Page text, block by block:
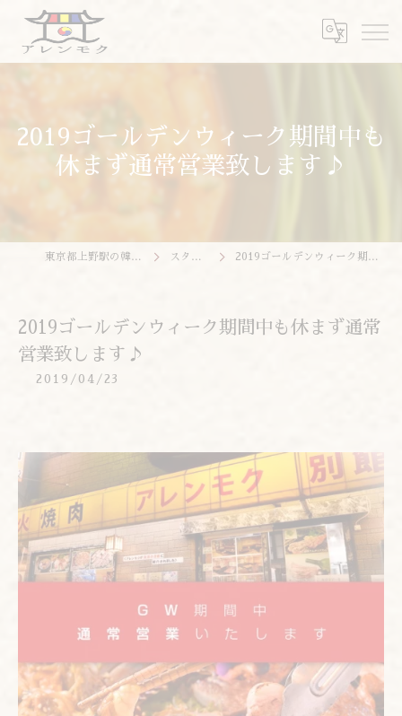
2019ゴールデンウィーク期間中も
休まず通常営業致します♪
東京都上野駅の韓国料理ならアレンモク スタッフブログ 2019ゴールデンウィーク期間中も休まず通常営業致します♪
2019ゴールデンウィーク期間中も休まず通常
営業致します♪
2019/04/23